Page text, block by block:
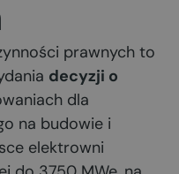
prawnych to
decyzji o
dla
na budowie i
elektrowni